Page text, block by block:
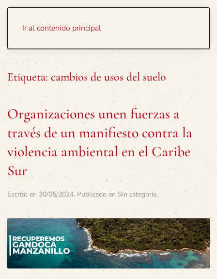
Ir al contenido principal
Etiqueta: cambios de usos del suelo
Organizaciones unen fuerzas a
través de un manifiesto contra la
violencia ambiental en el Caribe
Sur
Escrito en 30/05/2024. Publicado en Sin categoría.